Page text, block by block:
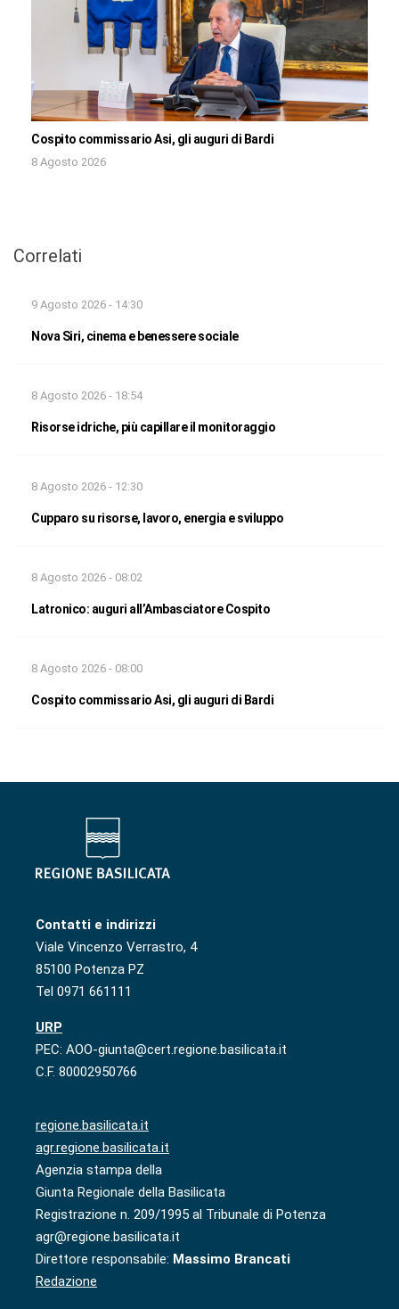
Cospito commissario Asi, gli auguri di Bardi
8 Agosto 2026
Correlati
9 Agosto 2026 - 14:30
Nova Siri, cinema e benessere sociale
8 Agosto 2026 - 18:54
Risorse idriche, più capillare il monitoraggio
8 Agosto 2026 - 12:30
Cupparo su risorse, lavoro, energia e sviluppo
8 Agosto 2026 - 08:02
Latronico: auguri all’Ambasciatore Cospito
8 Agosto 2026 - 08:00
Cospito commissario Asi, gli auguri di Bardi
Contatti e indirizzi
Viale Vincenzo Verrastro, 4
85100 Potenza PZ
Tel 0971 661111
URP
PEC: AOO-giunta@cert.regione.basilicata.it
C.F. 80002950766
regione.basilicata.it
agr.regione.basilicata.it
Agenzia stampa della
Giunta Regionale della Basilicata
Registrazione n. 209/1995 al Tribunale di Potenza
agr@regione.basilicata.it
Direttore responsabile: Massimo Brancati
Redazione